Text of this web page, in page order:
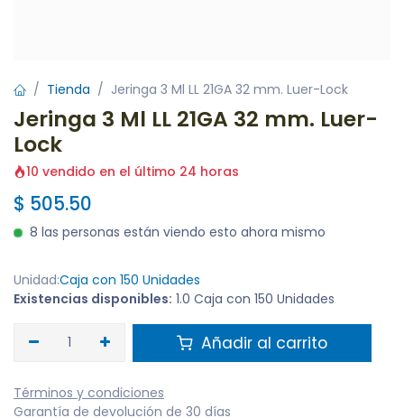
Tienda Jeringa 3 Ml LL 21GA 32 mm. Luer-Lock
Jeringa 3 Ml LL 21GA 32 mm. Luer-
Lock
10 vendido en el último 24 horas
$ 505.50
8 las personas están viendo esto ahora mismo
Unidad:Caja con 150 Unidades
Existencias disponibles: 1.0 Caja con 150 Unidades
Añadir al carrito
Términos y condiciones
Garantía de devolución de 30 días